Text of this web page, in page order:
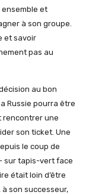
et
à son groupe.
et savoir
pas au
au bon
Russie pourra être
rencontrer une
son ticket. Une
le coup de
sur tapis-vert face
était loin d’être
son successeur,